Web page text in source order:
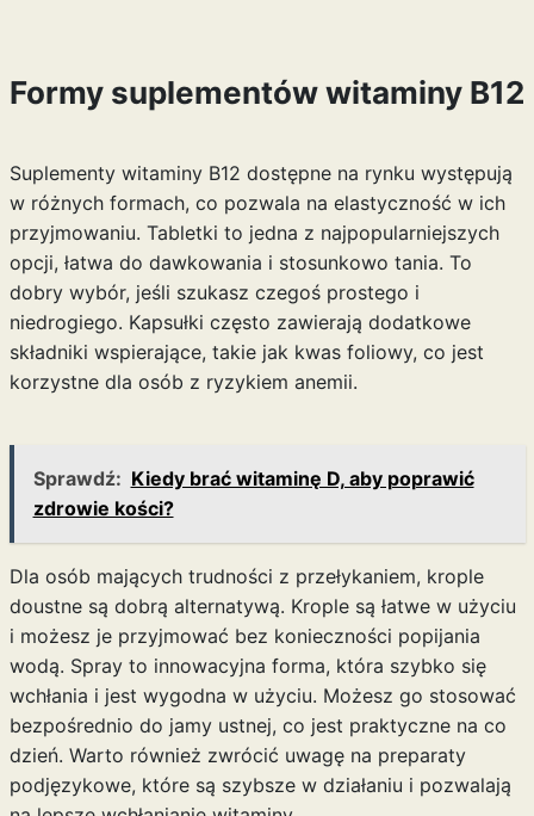
Formy suplementów witaminy B12
Suplementy witaminy B12 dostępne na rynku występują
w różnych formach, co pozwala na elastyczność w ich
przyjmowaniu. Tabletki to jedna z najpopularniejszych
opcji, łatwa do dawkowania i stosunkowo tania. To
dobry wybór, jeśli szukasz czegoś prostego i
niedrogiego. Kapsułki często zawierają dodatkowe
składniki wspierające, takie jak kwas foliowy, co jest
korzystne dla osób z ryzykiem anemii.
Sprawdź: Kiedy brać witaminę D, aby poprawić
zdrowie kości?
Dla osób mających trudności z przełykaniem, krople
doustne są dobrą alternatywą. Krople są łatwe w użyciu
i możesz je przyjmować bez konieczności popijania
wodą. Spray to innowacyjna forma, która szybko się
wchłania i jest wygodna w użyciu. Możesz go stosować
bezpośrednio do jamy ustnej, co jest praktyczne na co
dzień. Warto również zwrócić uwagę na preparaty
podjęzykowe, które są szybsze w działaniu i pozwalają